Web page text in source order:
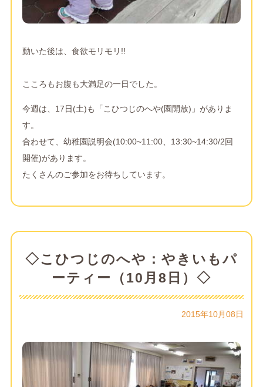
動いた後は、食欲モリモリ!!
こころもお腹も大満足の一日でした。
今週は、17日(土)も「こひつじのへや(園開放)」がありま
す。
合わせて、幼稚園説明会(10:00~11:00、13:30~14:30/2回
開催)があります。
たくさんのご参加をお待ちしています。
◇こひつじのへや：やきいもパ
ーティー（10月8日）◇
2015年10月08日